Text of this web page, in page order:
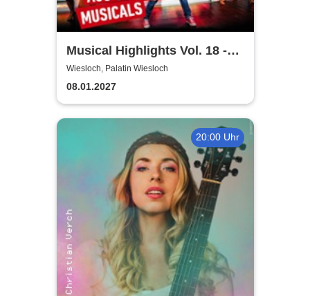
Musical Highlights Vol. 18 -
Das Beste aus Musical und
Film
Wiesloch, Palatin Wiesloch
08.01.2027
20:00 Uhr